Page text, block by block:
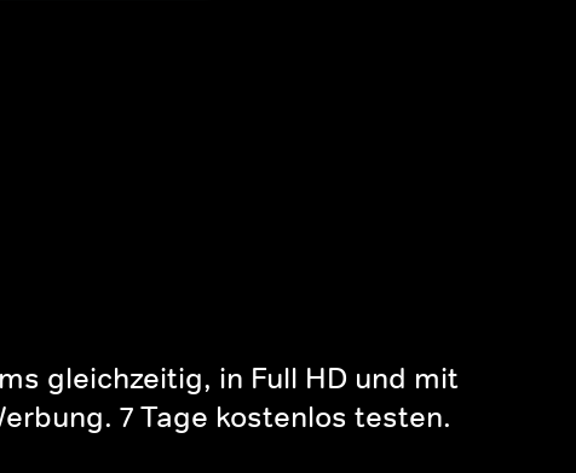
gleichzeitig, in Full HD und mit
7 Tage kostenlos testen.